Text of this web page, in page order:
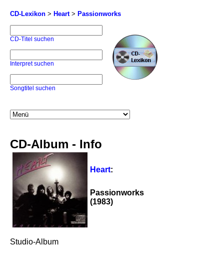
CD-Lexikon > Heart> Passionworks
CD-Titel suchen
Interpret suchen
Songtitel suchen
CD-Album - Info
Heart:
Passionworks
(1983)
Studio-Album